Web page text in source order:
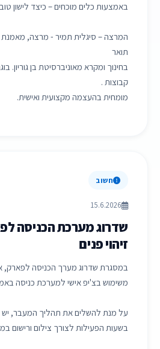
באמצעות כלים מוכחים – כיצד לישון
המרצה – סיגלית תמיר - מרצה,
תואר
בחינוך ומקרא מאוניברסיטת בן גוריון.
קבוצות .
מומחית בהעצמה מקצועית ואישית.
חשוב
15.6.2026
שדרוג מערכת הכניסה
זיהוי פנים
במסגרת שדרוג מערך הכניסה לפארק,
משימוש בצ'יפ אישי למערכת כניסה
על מנת להשלים את תהליך המעבר,
בשעות הפעילות לצורך צילום ורישום